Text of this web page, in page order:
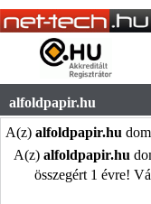
alfoldpapir.hu
A(z) alfoldpapir.hu
A(z) alfoldpapir.hu
összegért 1 évre!